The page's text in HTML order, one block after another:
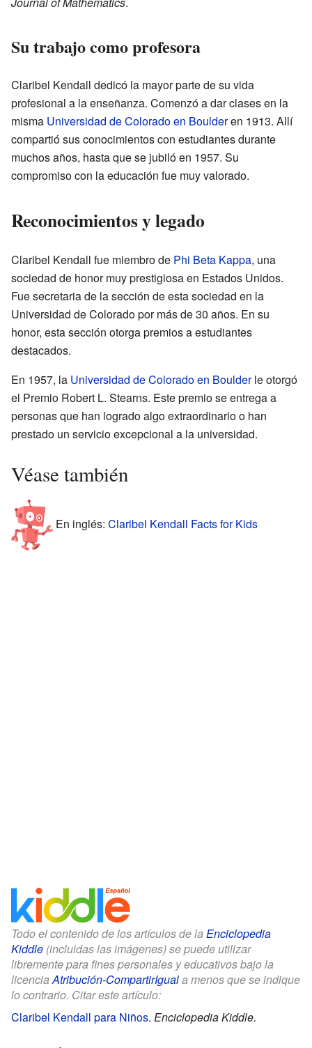
Su trabajo como profesora
Claribel Kendall dedicó la mayor parte de su vida
profesional a la enseñanza. Comenzó a dar clases en la
misma Universidad de Colorado en Boulderen 1913. Allí
compartió sus conocimientos con estudiantes durante
muchos años, hasta que se jubiló en 1957. Su
compromiso con la educación fue muy valorado.
Reconocimientos y legado
Claribel Kendall fue miembro de Phi Beta Kappa, una
sociedad de honor muy prestigiosa en Estados Unidos.
Fue secretaria de la sección de esta sociedad en la
Universidad de Colorado por más de 30 años. En su
honor, esta sección otorga premios a estudiantes
destacados.
En 1957, la Universidad de Colorado en Boulderle otorgó
el Premio Robert L. Stearns. Este premio se entrega a
personas que han logrado algo extraordinario o han
prestado un servicio excepcional a la universidad.
Véase también
En inglés: Claribel Kendall Facts for Kids
Todo el contenido de los artículos de la Enciclopedia
Kiddle (incluidas las imágenes) se puede utilizar
libremente para fines personales y educativos bajo la
licenciaAtribución-CompartirIguala menos que se indique
lo contrario. Citar este artículo:
Claribel Kendall para Niños. Enciclopedia Kiddle.